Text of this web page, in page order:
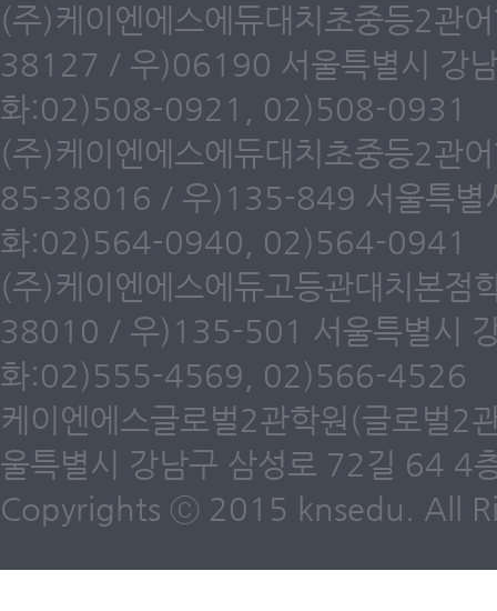
(주)케이엔에스에듀대치초중등2
38127 / 우)06190 서울특별시 강
화:02)508-0921, 02)508-0931
(주)케이엔에스에듀대치초중등2관
85-38016 / 우)135-849 서울특별
화:02)564-0940, 02)564-0941
(주)케이엔에스에듀고등관대치본
38010 / 우)135-501 서울특별시
화:02)555-4569, 02)566-4526
케이엔에스글로벌2관학원(글로벌
울특별시 강남구 삼성로 72길 64
Copyrights ⓒ 2015 knsedu. All